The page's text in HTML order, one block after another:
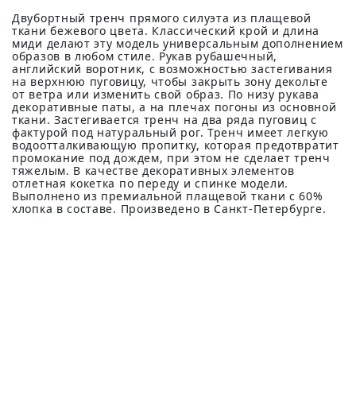
Двубортный тренч прямого силуэта из плащевой
ткани бежевого цвета. Классический крой и длина
миди делают эту модель универсальным дополнением
образов в любом стиле. Рукав рубашечный,
английский воротник, с возможностью застегивания
на верхнюю пуговицу, чтобы закрыть зону декольте
от ветра или изменить свой образ. По низу рукава
декоративные паты, а на плечах погоны из основной
ткани. Застегивается тренч на два ряда пуговиц с
фактурой под натуральный рог. Тренч имеет легкую
водоотталкивающую пропитку, которая предотвратит
промокание под дождем, при этом не сделает тренч
тяжелым. В качестве декоративных элементов
отлетная кокетка по переду и спинке модели.
Выполнено из премиальной плащевой ткани с 60%
хлопка в составе. Произведено в Санкт-Петербурге.